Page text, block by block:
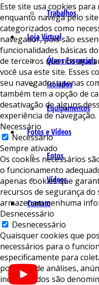
Trabalhos
Loja Virtual
Óleos Essenciais
Isolados
Equipamentos
Fotos e Vídeos
Fotos
Vídeos
Contato
Este site usa cookies
enquanto navega pelo
categorizados como
navegador, pois são
funcionalidades básicas
de terceiros que nos
você usa este site. Esses
seu navegador apenas
também tem a opção de
desativação de alguns
experiência de navegação.
Necessário
Necessário
Sempre ativado
Os cookies necessários
o funcionamento
apenas cookies que
recursos de segurança do
armazenam nenhuma
Desnecessário
Desnecessário
Quaisquer cookies que
necessários para o
especificamente para
por meio de análises,
incorporados são